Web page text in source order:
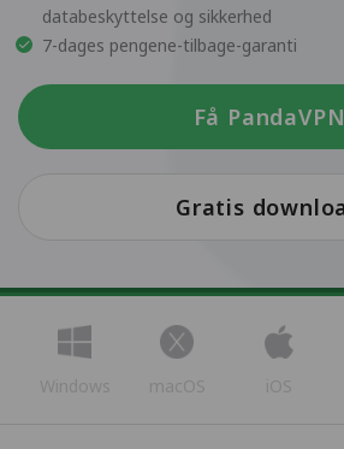
databeskyttelse og sikkerhed
7-dages pengene-tilbage-garanti
Få PandaVPN
Gratis
Windows macOS iOS